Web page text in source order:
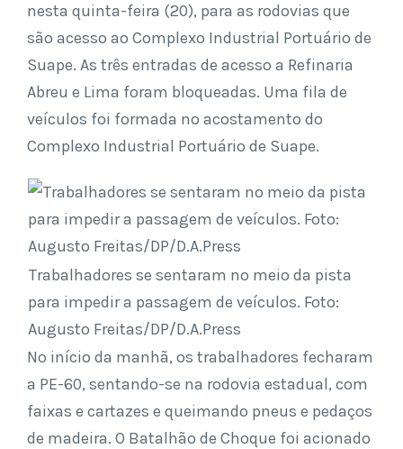
nesta quinta-feira (20), para as rodovias que
são acesso ao Complexo Industrial Portuário de
Suape. As três entradas de acesso a Refinaria
Abreu e Lima foram bloqueadas. Uma fila de
veículos foi formada no acostamento do
Complexo Industrial Portuário de Suape.
Trabalhadores se sentaram no meio da pista
para impedir a passagem de veículos. Foto:
Augusto Freitas/DP/D.A.Press
No início da manhã, os trabalhadores fecharam
a PE-60, sentando-se na rodovia estadual, com
faixas e cartazes e queimando pneus e pedaços
de madeira. O Batalhão de Choque foi acionado